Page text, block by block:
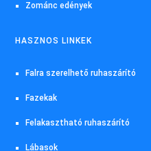
Zománc edények
HASZNOS LINKEK
Falra szerelhető ruhaszárító
Fazekak
Felakasztható ruhaszárító
Lábasok